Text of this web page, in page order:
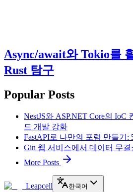
Async/await와 Tokio를
Rust 탐구
Popular Posts
NestJS와 ASP.NET Core의 IoC
드 개발 강화
FastAPI로 나만의 포럼 만들기:
Gin 웹 서비스에서 데이터 무
More Posts
Leapcell 한국어